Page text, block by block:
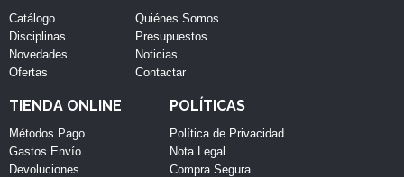
Catálogo
Disciplinas
Novedades
Ofertas
Quiénes Somos
Presupuestos
Noticias
Contactar
TIENDA ONLINE
Métodos Pago
Gastos Envío
Devoluciones
POLÍTICAS
Política de Privacidad
Nota Legal
Compra Segura